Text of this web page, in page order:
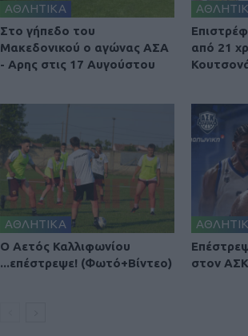
ΑΘΛΗΤΙΚΑ
Στο γήπεδο του
Μακεδονικού ο αγώνας ΑΣΑ
- Αρης στις 17 Αυγούστου
από 21
ΑΘΛΗΤΙΚΑ
Ο Αετός Καλλιφωνίου
...επέστρεψε! (Φωτό+Βίντεο)
στον